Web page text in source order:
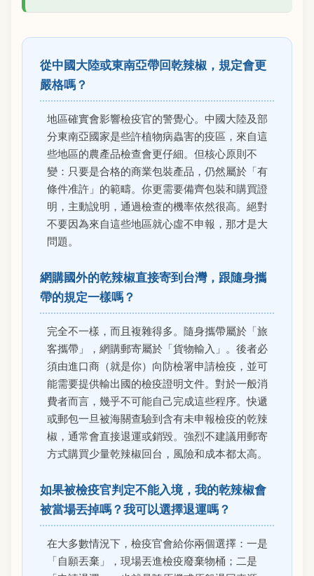
從中國大陸或東南亞帶回乾辣椒，規定會更
嚴格嗎？
地區確實會影響檢疫官的警覺心。中國大陸及部
分東南亞國家是些許植物病蟲害的疫區，來自這
些地區的農產品檢查會更仔細。但核心原則不
變：只要是合格的商業包裝產品，仍然屬於「有
條件准許」的範疇。你更需要備齊包裝和購買證
明，主動說明，通過檢查的機率依然很高。絕對
不要因為來自這些地區就心虛不申報，那才是大
問題。
網購國外的乾辣椒直接寄到台灣，跟隨身攜
帶的規定一樣嗎？
完全不一樣，而且複雜得多。隨身攜帶屬於「旅
客攜帶」，網購郵寄屬於「貨物輸入」。後者必
須由進口商（就是你）向防檢署申請檢疫，並可
能需要提供輸出國的檢疫證明文件。對於一般消
費者而言，幾乎不可能自己完成這些程序。快遞
或郵包一旦被海關查驗到含有未申報檢疫的乾辣
椒，通常會直接退運或銷毀。強烈不建議用郵寄
方式購買少量乾辣椒回台，風險和成本都太高。
如果被檢疫官判定不能入境，我的乾辣椒會
被當場丟掉嗎？我可以選擇退運嗎？
在大多數情況下，檢疫官會給你兩個選擇：一是
「自願丟棄」，現場丟進檢疫廢棄物桶；二是